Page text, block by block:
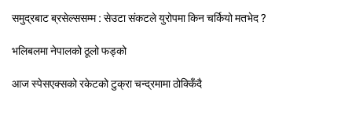
समुद्रबाट ब्रसेल्ससम्म : सेउटा संकटले युरोपमा किन चर्कियो मतभेद ?
भलिबलमा नेपालको ठूलो फड्को
आज स्पेसएक्सको रकेटको टुक्रा चन्द्रमामा ठोक्किँदै